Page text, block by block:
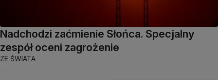
Nadchodzi zaćmienie Słońca. Specjalny
zespół oceni zagrożenie
ZE ŚWIATA